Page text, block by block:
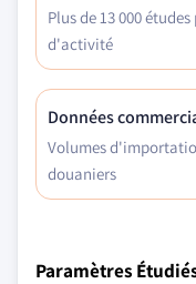
Plus de 13 000
d'activité
Données
Volumes
douaniers
Paramètres